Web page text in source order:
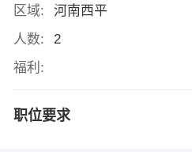
区域:
河南西平
人数:
2
福利:
职位要求